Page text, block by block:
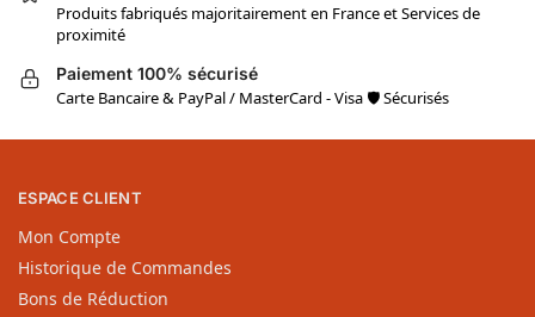
Produits fabriqués majoritairement en France et Services de
proximité
Paiement 100% sécurisé
Carte Bancaire & PayPal / MasterCard - Visa 🛡 Sécurisés
ESPACE CLIENT
Mon Compte
Historique de Commandes
Bons de Réduction